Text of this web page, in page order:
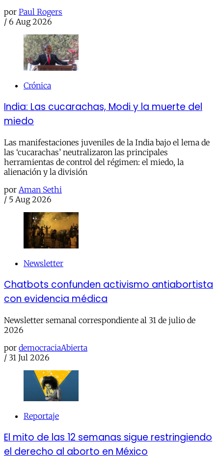
por Paul Rogers
/ 6 Aug 2026
Crónica
India: Las cucarachas, Modi y la muerte del
miedo
Las manifestaciones juveniles de la India bajo el lema de
las ‘cucarachas’ neutralizaron las principales
herramientas de control del régimen: el miedo, la
alienación y la división
por Aman Sethi
/ 5 Aug 2026
Newsletter
Chatbots confunden activismo antiabortista
con evidencia médica
Newsletter semanal correspondiente al 31 de julio de
2026
por democraciaAbierta
/ 31 Jul 2026
Reportaje
El mito de las 12 semanas sigue restringiendo
el derecho al aborto en México